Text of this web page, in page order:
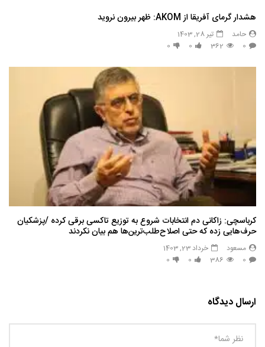
هشدار گرمای آفریقا از AKOM: ظهر بیرون نروید
حامد
تیر 28, 1403
0
362
0
0
کرباسچی: زاکانی دم انتخابات شروع به توزیع تاکسی برقی کرده /پزشکیان
حرف‌هایی زده که حتی اصلاح‌طلب‌ترین‌ها هم بیان نکردند
مسعود
خرداد 23, 1403
0
386
0
0
ارسال دیدگاه